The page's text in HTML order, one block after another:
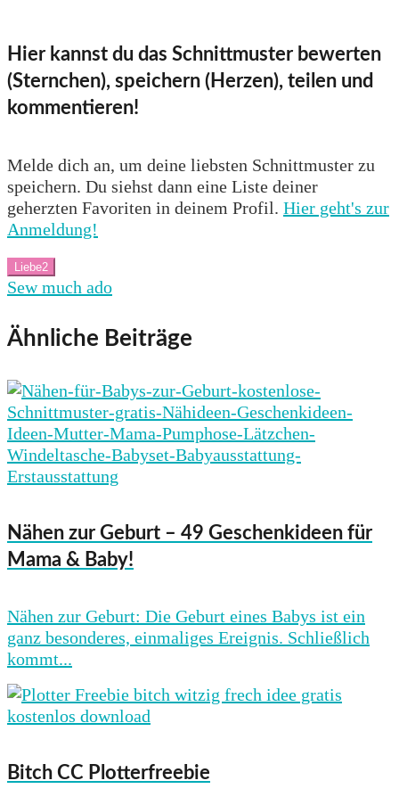
Hier kannst du das Schnittmuster bewerten
(Sternchen), speichern (Herzen), teilen und
kommentieren!
Melde dich an, um deine liebsten Schnittmuster zu
speichern. Du siehst dann eine Liste deiner
geherzten Favoriten in deinem Profil. Hier geht's zur
Anmeldung!
Liebe2
Sew much ado
Ähnliche Beiträge
Nähen zur Geburt – 49 Geschenkideen für
Mama & Baby!
Nähen zur Geburt: Die Geburt eines Babys ist ein
ganz besonderes, einmaliges Ereignis. Schließlich
kommt...
Bitch CC Plotterfreebie